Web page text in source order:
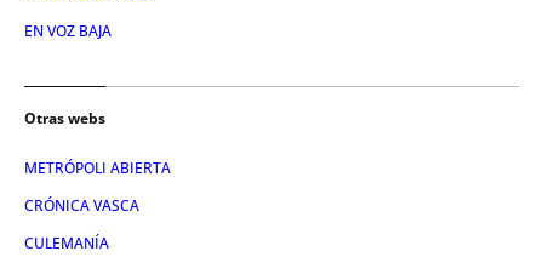
EN VOZ BAJA
Otras webs
METRÓPOLI ABIERTA
CRÓNICA VASCA
CULEMANÍA